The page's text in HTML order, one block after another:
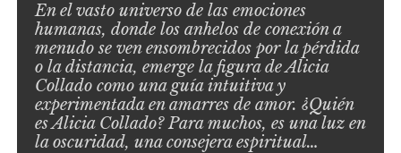
En el vasto universo de las emociones
humanas, donde los anhelos de conexión a
menudo se ven ensombrecidos por la pérdida
o la distancia, emerge la figura de Alicia
Collado como una guía intuitiva y
experimentada en amarres de amor. ¿Quién
es Alicia Collado? Para muchos, es una luz en
la oscuridad, una consejera espiritual…